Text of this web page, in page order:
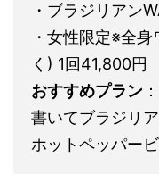
・ブラジリアン
・女性限定※全
く) 1回41,800円
おすすめプラン
書いてブラジリ
ホットペッパー